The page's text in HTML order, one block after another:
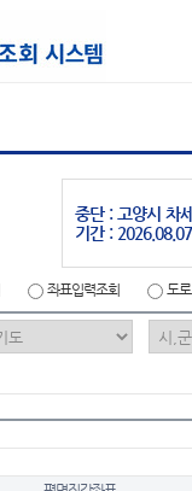
중단 : 고양시 차
기간 :
좌표입력조회 도